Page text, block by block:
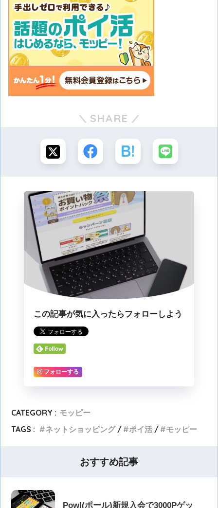
SHARE
この記事が気に入ったらフォローしよう
フォローする
CATEGORY : モッピー
TAGS :
ネットショッピング ポイ活 モッピー
おすすめ記事
Powl(ポール)新規入会で3000Pゲッ